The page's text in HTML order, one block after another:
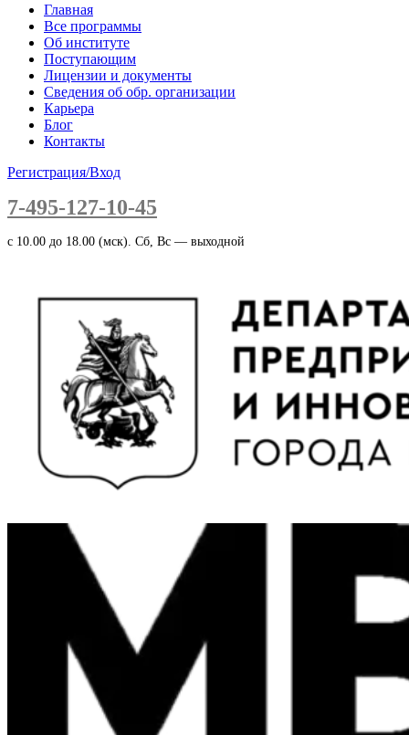
Главная
Все программы
Об институте
Поступающим
Лицензии и документы
Сведения об обр. организации
Карьера
Блог
Контакты
Регистрация/Вход
7-495-127-10-45
c 10.00 до 18.00 (мск). Сб, Вс — выходной